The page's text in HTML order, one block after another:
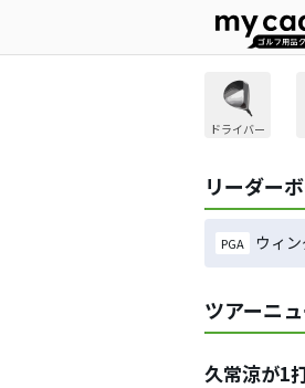
ドライバー
リーダー
PGA ウィ
ツアーニ
久常涼が1